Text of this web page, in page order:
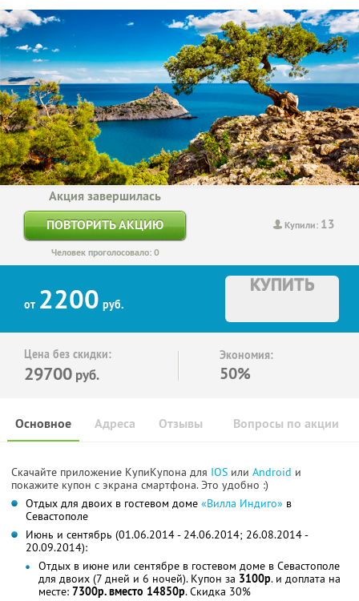
Купили: 13
Акция завершилась
ПОВТОРИТЬ АКЦИЮ
Человек проголосовало: 0
от 2200 руб.
КУПИТЬ
Цена без скидки:
29700 руб.
Экономия:
50%
Основное Отзывы Вопросы по акции
Адреса
Скачайте приложение КупиКупона для IOS или Android и
покажите купон с экрана смартфона. Это удобно :)
Отдых для двоих в гостевом доме «Вилла Индиго» в
Севастополе
Июнь и сентябрь (01.06.2014 - 24.06.2014; 26.08.2014 -
20.09.2014):
Отдых в июне или сентябре в гостевом доме в Севастополе
для двоих (7 дней и 6 ночей). Купон за 3100р. и доплата на
месте: 7300р. вместо 14850р. Скидка 30%